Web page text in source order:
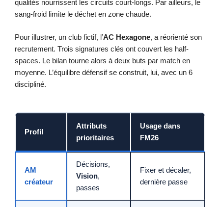
qualités nourrissent les circuits court-longs. Par ailleurs, le
sang-froid limite le déchet en zone chaude.
Pour illustrer, un club fictif, l’AC Hexagone, a réorienté son
recrutement. Trois signatures clés ont couvert les half-
spaces. Le bilan tourne alors à deux buts par match en
moyenne. L’équilibre défensif se construit, lui, avec un 6
discipliné.
Profil
Attributs
prioritaires
Usage dans
FM26
AM
créateur
Décisions,
Vision,
passes
Fixer et décaler,
dernière passe